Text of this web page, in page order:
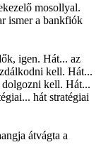
mosollyal.
ismer a bankfiók
igen. Hát... az
kell. Hát...
kell. Hát...
hát stratégiai
átvágta a